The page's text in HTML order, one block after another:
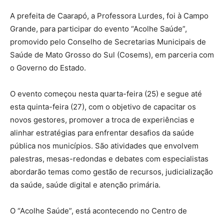
A prefeita de Caarapó, a Professora Lurdes, foi à Campo
Grande, para participar do evento “Acolhe Saúde”,
promovido pelo Conselho de Secretarias Municipais de
Saúde de Mato Grosso do Sul (Cosems), em parceria com
o Governo do Estado.
O evento começou nesta quarta-feira (25) e segue até
esta quinta-feira (27), com o objetivo de capacitar os
novos gestores, promover a troca de experiências e
alinhar estratégias para enfrentar desafios da saúde
pública nos municípios. São atividades que envolvem
palestras, mesas-redondas e debates com especialistas
abordarão temas como gestão de recursos, judicialização
da saúde, saúde digital e atenção primária.
O “Acolhe Saúde”, está acontecendo no Centro de